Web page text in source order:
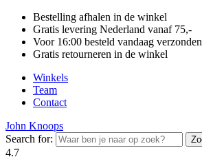
Bestelling afhalen in de winkel
Gratis levering Nederland vanaf 75,-
Voor 16:00 besteld vandaag verzonden
Gratis retourneren in de winkel
Winkels
Team
Contact
John Knoops
Search for:
4.7